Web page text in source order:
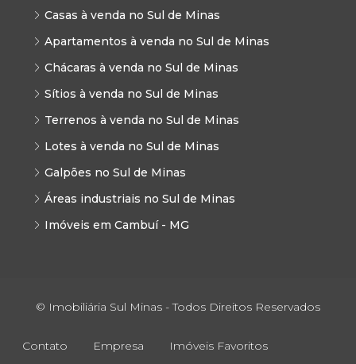
Casas à venda no Sul de Minas
Apartamentos à venda no Sul de Minas
Chácaras à venda no Sul de Minas
Sítios à venda no Sul de Minas
Terrenos à venda no Sul de Minas
Lotes à venda no Sul de Minas
Galpões no Sul de Minas
Áreas industriais no Sul de Minas
Imóveis em Cambuí - MG
© Imobiliária Sul Minas - Todos Direitos Reservados
Contato Empresa Imóveis Favoritos